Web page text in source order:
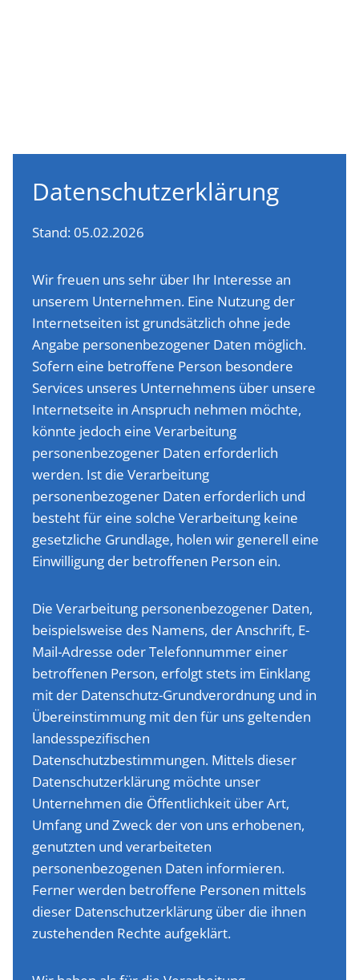
Daten­schutz­er­klärung
Stand: 05.02.2026
Wir freuen uns sehr über Ihr Interesse an
unserem Unternehmen. Eine Nutzung der
Internetseiten ist grundsätzlich ohne jede
Angabe personenbezogener Daten möglich.
Sofern eine betroffene Person besondere
Services unseres Unternehmens über unsere
Internetseite in Anspruch nehmen möchte,
könnte jedoch eine Verarbeitung
personenbezogener Daten erforderlich
werden. Ist die Verarbeitung
personenbezogener Daten erforderlich und
besteht für eine solche Verarbeitung keine
gesetzliche Grundlage, holen wir generell eine
Einwilligung der betroffenen Person ein.
Die Verarbeitung personenbezogener Daten,
beispielsweise des Namens, der Anschrift, E-
Mail-Adresse oder Telefonnummer einer
betroffenen Person, erfolgt stets im Einklang
mit der Datenschutz-Grundverordnung und in
Übereinstimmung mit den für uns geltenden
landesspezifischen
Datenschutzbestimmungen. Mittels dieser
Datenschutzerklärung möchte unser
Unternehmen die Öffentlichkeit über Art,
Umfang und Zweck der von uns erhobenen,
genutzten und verarbeiteten
personenbezogenen Daten informieren.
Ferner werden betroffene Personen mittels
dieser Datenschutzerklärung über die ihnen
zustehenden Rechte aufgeklärt.